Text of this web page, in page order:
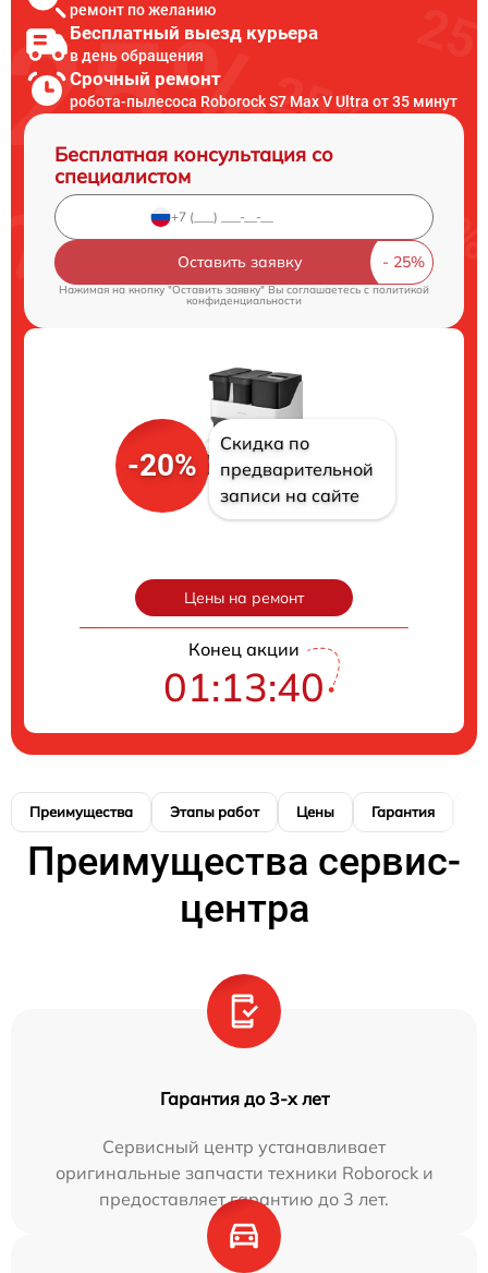
ремонт по желанию
Бесплатный выезд курьера
в день обращения
Срочный ремонт
робота-пылесоса Roborock S7 Max V Ultra от 35 минут
Бесплатная консультация со
специалистом
Оставить заявку
Нажимая на кнопку "Оставить заявку" Вы соглашаетесь cполитикой
конфиденциальности
-20%
Скидка по
предварительной
записи на сайте
Цены на ремонт
Конец акции
01:13:39
Преимущества Этапы работ Цены Гарантия
Преимущества сервис-
центра
Гарантия до 3-х лет
Сервисный центр устанавливает
оригинальные запчасти техники Roborock и
предоставляет гарантию до 3 лет.